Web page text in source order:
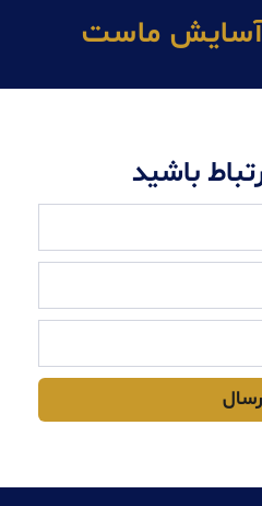
آسايش ماست
باشید